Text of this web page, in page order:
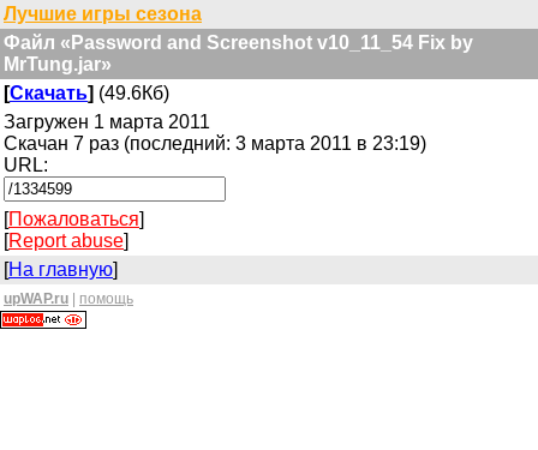
Лучшие игры сезона
Файл «Password and Screenshot v10_11_54 Fix by
MrTung.jar»
[Скачать] (49.6Кб)
Загружен 1 марта 2011
Скачан 7 раз (последний: 3 марта 2011 в 23:19)
URL:
[Пожаловаться]
[Report abuse]
[На главную]
upWAP.ru помощь